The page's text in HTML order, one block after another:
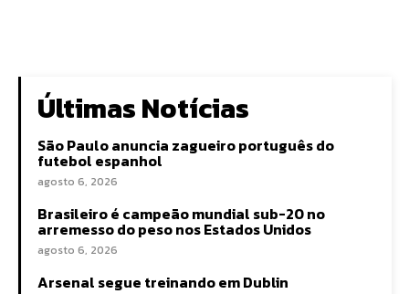
Últimas Notícias
São Paulo anuncia zagueiro português do
futebol espanhol
agosto 6, 2026
Brasileiro é campeão mundial sub-20 no
arremesso do peso nos Estados Unidos
agosto 6, 2026
Arsenal segue treinando em Dublin